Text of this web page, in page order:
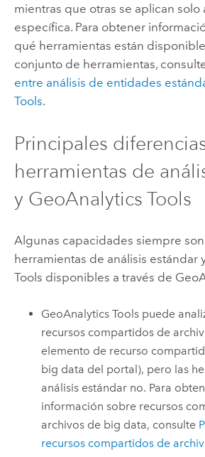
mientras que otras se aplican solo
específica. Para obtener
qué herramientas están
conjunto de herramientas,
entre análisis de entidades
Tools.
Principales
herramientas de
y GeoAnalytics Tools
Algunas capacidades siempre
herramientas de análisis estándar
Tools disponibles a través de
GeoAnalytics Tools puede
recursos compartidos de
elemento de recurso
big data del portal), pero las
análisis estándar no. Para
información sobre recursos
archivos de big data, consulte
recursos compartidos de